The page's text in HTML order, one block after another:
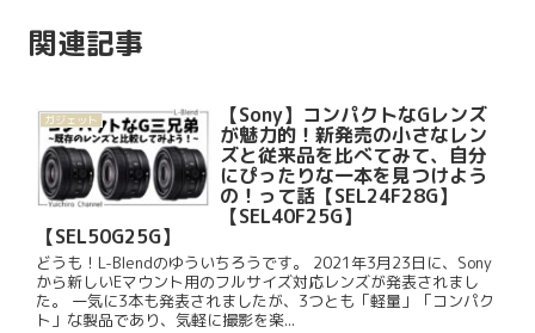
関連記事
ガジェット 【Sony】コンパクトなGレンズ
が魅力的！新発売の小さなレン
ズと従来品を比べてみて、自分
にぴったりな一本を見つけよう
の！って話【SEL24F28G】
【SEL40F25G】
【SEL50G25G】
どうも！L-Blendのゆういちろうです。 2021年3月23日に、Sony
から新しいEマウント用のフルサイズ対応レンズが発表されまし
た。 一気に3本も発表されましたが、3つとも「軽量」「コンパク
ト」な製品であり、気軽に撮影を楽...